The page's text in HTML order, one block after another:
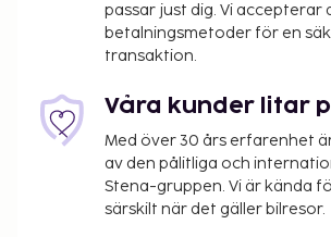
passar just dig. Vi accepterar
betalningsmetoder för en
transaktion.
Våra kunder litar
Med över 30 års erfarenhet
av den pålitliga och
Stena-gruppen. Vi är kända
särskilt när det gäller bilresor.